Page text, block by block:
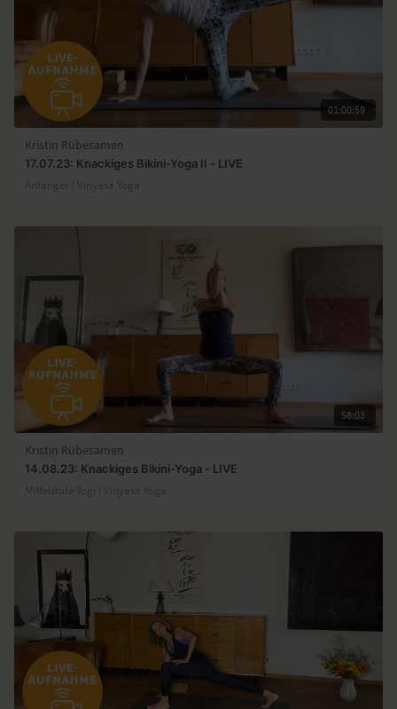
01:00:59
Kristin Rübesamen
17.07.23: Knackiges Bikini-Yoga II - LIVE
Anfänger | Vinyasa Yoga
58:03
Kristin Rübesamen
14.08.23: Knackiges Bikini-Yoga - LIVE
Mittelstufe-Yogi | Vinyasa Yoga